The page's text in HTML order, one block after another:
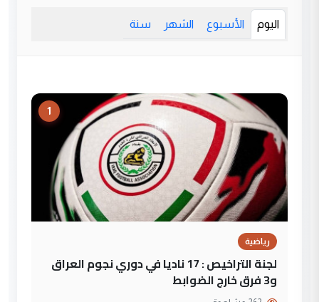
اليوم الأسبوع الشهر سنة
1
رياضية
لجنة التراخيص : 17 ناديا في دوري نجوم العراق
و3 فرق خارج الضوابط